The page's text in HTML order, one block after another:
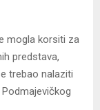
mogla korsiti za
predstava,
trebao nalaziti